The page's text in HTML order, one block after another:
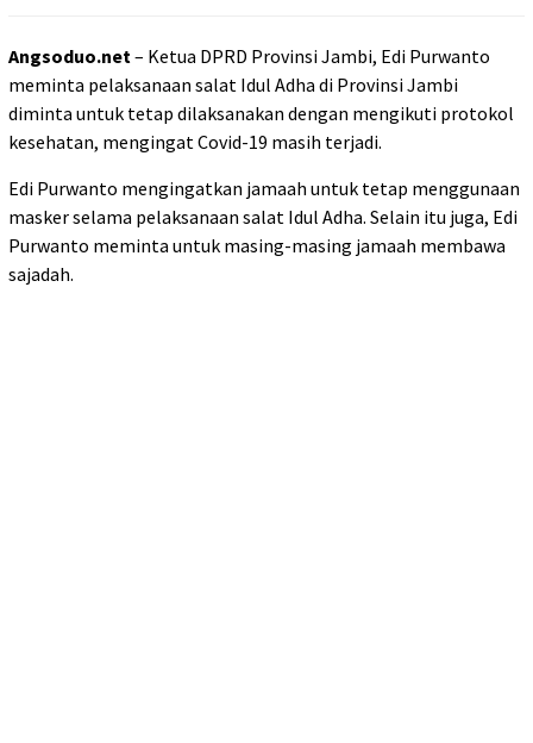
Angsoduo.net– Ketua DPRD Provinsi Jambi, Edi Purwanto
meminta pelaksanaan salat Idul Adha di Provinsi Jambi
diminta untuk tetap dilaksanakan dengan mengikuti protokol
kesehatan, mengingat Covid-19 masih terjadi.
Edi Purwanto mengingatkan jamaah untuk tetap menggunaan
masker selama pelaksanaan salat Idul Adha. Selain itu juga, Edi
Purwanto meminta untuk masing-masing jamaah membawa
sajadah.